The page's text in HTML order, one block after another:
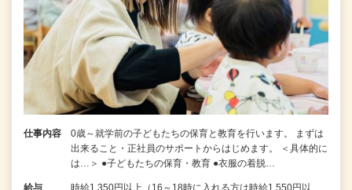
仕事内容
0歳～就学前の子どもたちの保育と教育を行います。 まずは
出来ること・正社員のサポートからはじめます。 ＜具体的に
は…＞ ●子どもたちの保育・教育 ●衣服の着脱…